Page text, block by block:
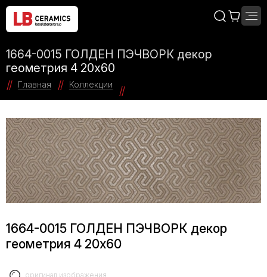
1664-0015 ГОЛДЕН ПЭЧВОРК декор
геометрия 4 20х60
Главная Коллекции
1664-0015 ГОЛДЕН ПЭЧВОРК декор
геометрия 4 20х60
оригинал изображения